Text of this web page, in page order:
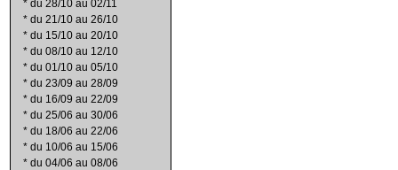
* du 28/10 au 02/11
* du 21/10 au 26/10
* du 15/10 au 20/10
* du 08/10 au 12/10
* du 01/10 au 05/10
* du 23/09 au 28/09
* du 16/09 au 22/09
* du 25/06 au 30/06
* du 18/06 au 22/06
* du 10/06 au 15/06
* du 04/06 au 08/06